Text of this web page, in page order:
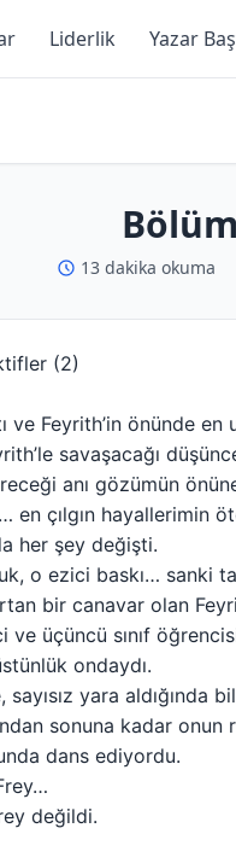
Liderlik Yazar
13 dakika okuma
(2)
ve Feyrith’in önünde
savaşacağı
anı gözümün
en çılgın hayallerimin
her şey değişti.
o ezici baskı… sanki
bir canavar olan
üçüncü sınıf
ondaydı.
sayısız yara aldığında
sonuna kadar
dans ediyordu.
değildi.